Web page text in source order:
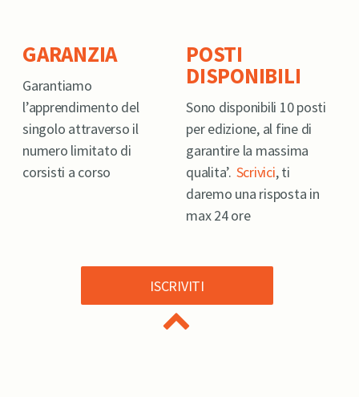
GARANZIA
Garantiamo
l’apprendimento del
singolo attraverso il
numero limitato di
corsisti a corso
POSTI
DISPONIBILI
Sono disponibili 10 posti
per edizione, al fine di
garantire la massima
qualita’. Scrivici, ti
daremo una risposta in
max 24 ore
ISCRIVITI